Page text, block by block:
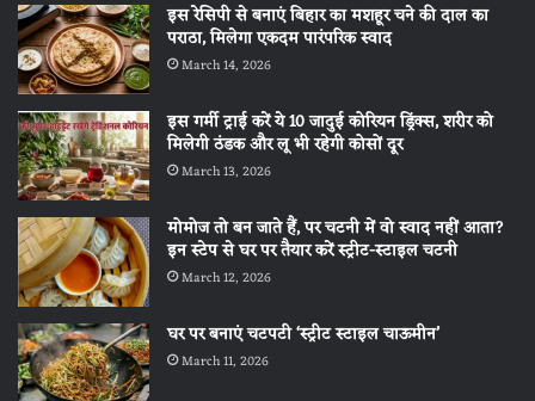
इस रेसिपी से बनाएं बिहार का मशहूर चने की दाल का
पराठा, मिलेगा एकदम पारंपरिक स्वाद
March 14, 2026
इस गर्मी ट्राई करें ये 10 जादुई कोरियन ड्रिंक्स, शरीर को
मिलेगी ठंडक और लू भी रहेगी कोसों दूर
March 13, 2026
मोमोज तो बन जाते हैं, पर चटनी में वो स्वाद नहीं आता?
इन स्टेप से घर पर तैयार करें स्ट्रीट-स्टाइल चटनी
March 12, 2026
घर पर बनाएं चटपटी ‘स्ट्रीट स्टाइल चाऊमीन’
March 11, 2026